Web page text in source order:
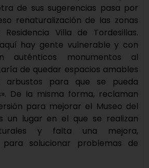
de sus sugerencias pasa por
renaturalización de las zonas
Villa de Tordesillas.
hay gente vulnerable y con
auténticos monumentos al
de quedar espacios amables
arbustos para que se pueda
De la misma forma, reclaman
para mejorar el Museo del
un lugar en el que se realizan
y falta una mejora,
para solucionar problemas de